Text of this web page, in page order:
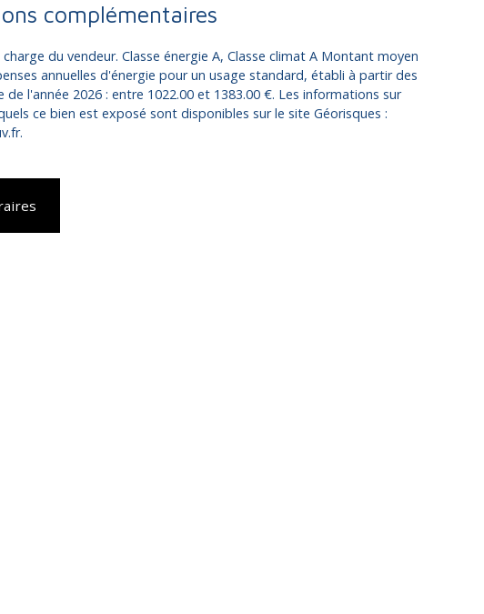
complémentaires
du vendeur. Classe énergie A, Classe climat A Montant moyen
annuelles d'énergie pour un usage standard, établi à partir des
de l'année 2026 : entre 1022.00 et 1383.00 €. Les informations sur
ce bien est exposé sont disponibles sur le site Géorisques :